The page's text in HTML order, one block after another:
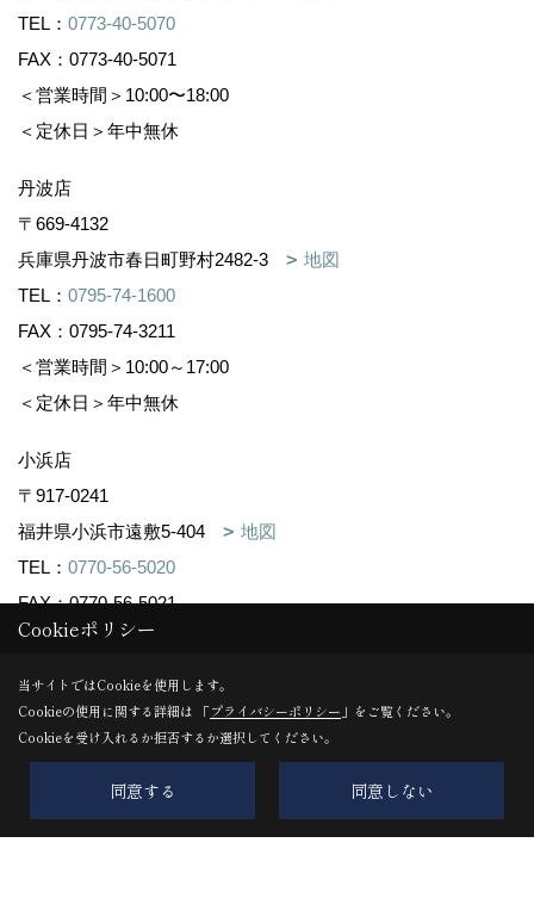
TEL： 0773-40-5070
FAX：0773-40-5071
＜営業時間＞10:00〜18:00
＜定休日＞年中無休
丹波店
〒669-4132
兵庫県丹波市春日町野村2482-3
地図
TEL： 0795-74-1600
FAX：0795-74-3211
＜営業時間＞10:00～17:00
＜定休日＞年中無休
小浜店
〒917-0241
福井県小浜市遠敷5-404
地図
TEL： 0770-56-5020
FAX：0770-56-5021
＜営業時間＞10:00～17:00
＜定休日＞年中無休
TAMBASASAYAMA古民家リノベ店
〒669-2322
丹波篠山市呉服町59番15(デカンショ通)
地図
TEL：0795-74-1600
Cookieポリシー
当サイトではCookieを使用します。
Cookieの使用に関する詳細は 「プライバシーポリシー 」をご覧ください。
Cookieを受け入れるか拒否するか選択してください。
同意する 同意しない